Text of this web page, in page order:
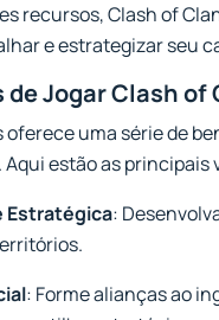
recursos, Clash of
e estrategizar seu
Jogar Clash of
oferece uma série de
estão as
Estratégica:
: Forme alianças ao